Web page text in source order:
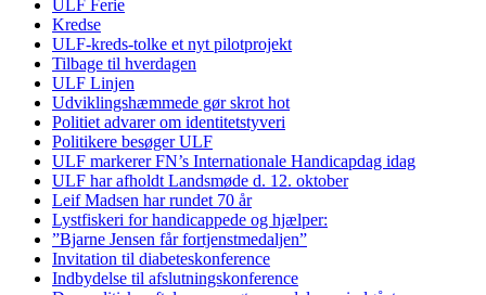
ULF Ferie
Kredse
ULF-kreds-tolke et nyt pilotprojekt
Tilbage til hverdagen
ULF Linjen
Udviklingshæmmede gør skrot hot
Politiet advarer om identitetstyveri
Politikere besøger ULF
ULF markerer FN’s Internationale Handicapdag idag
ULF har afholdt Landsmøde d. 12. oktober
Leif Madsen har rundet 70 år
Lystfiskeri for handicappede og hjælper:
”Bjarne Jensen får fortjenstmedaljen”
Invitation til diabeteskonference
Indbydelse til afslutningskonference